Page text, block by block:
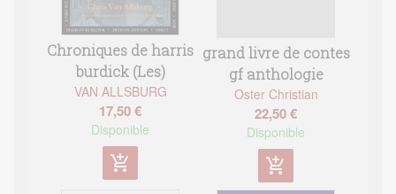
Chroniques de harris
burdick (Les)
VAN ALLSBURG
17,50 €
Disponible
add_shopping_cart
grand livre de contes
gf anthologie
Oster Christian
22,50 €
Disponible
add_shopping_cart